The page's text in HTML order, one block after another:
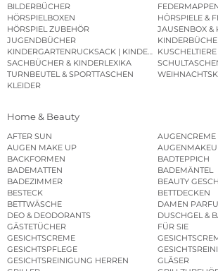
BILDERBÜCHER
HÖRSPIELBOXEN
HÖRSPIELE &
HÖRSPIEL ZUBEHÖR
JAUSENBOX &
JUGENDBÜCHER
KINDERGARTENRUCKSACK | KINDERGARTENBEUTEL
KUSCHELTIERE
SACHBÜCHER & KINDERLEXIKA
TURNBEUTEL & SPORTTASCHEN
KLEIDER
Home & Beauty
AFTER SUN
AUGENCREME
AUGEN MAKE UP
BACKFORMEN
BADTEPPICH
BADEMATTEN
BADEMÄNTEL
BADEZIMMER
BEAUTY
BESTECK
BETTDECKEN
BETTWÄSCHE
DAMEN
DEO & DEODORANTS
DUSCHGEL &
GÄSTETÜCHER
FÜR SIE
GESICHTSCREME
GESICHTSPFLEGE
GESICHTSREINIGUNG HERREN
GLÄSER